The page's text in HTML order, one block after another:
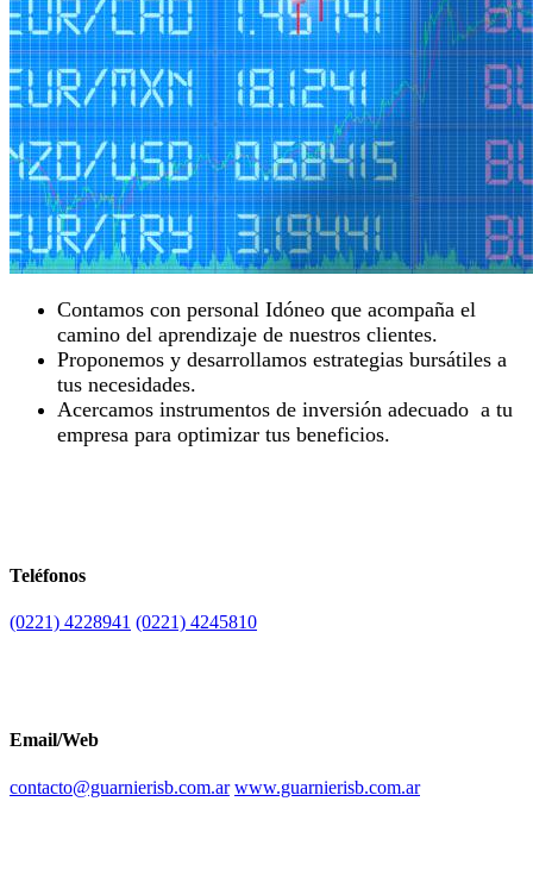
Contamos con personal Idóneo que acompaña el
camino del aprendizaje de nuestros clientes.
Proponemos y desarrollamos estrategias bursátiles a
tus necesidades.
Acercamos instrumentos de inversión adecuado a tu
empresa para optimizar tus beneficios.
Teléfonos
(0221) 4228941 (0221) 4245810
Email/Web
contacto@guarnierisb.com.ar www.guarnierisb.com.ar